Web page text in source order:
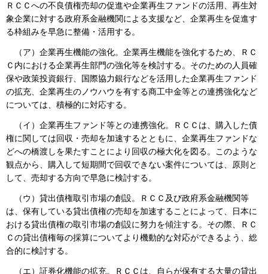
ＲＣＣへの不良債権売却の促進や企業再生ファンドの活用、再生対
象企業に対する政府系金融機関による支援など、企業再生を促進す
る枠組みを早急に整備・活用する。
（ア）企業再生機能の強化。企業再生機能を強化するため、ＲＣ
Ｃ内における企業再生部門の強化等を検討する。そのための人員確
保や政策投資銀行、国際協力銀行などを活用した企業再生ファンド
の拡充、企業再生のノウハウを有する商工中金等との連携強化など
については、積極的に対応する。
（イ）企業再生ファンド等との連携強化。ＲＣＣは、購入した債
権に関しては回収・売却を加速するとともに、企業再生ファンドな
どへの橋渡しを果たすことにより回収の極大化を図る。このような
観点から、購入して短期間で回収できない案件については、原則と
して、売却する方向で早急に検討する。
（ウ）貸出債権取引市場の創設。ＲＣＣ及び政府系金融機関等
は、保有している貸出債権の売却を加速することによって、日本に
おける貸出債権の取引市場の創設に努力を傾注する。その際、ＲＣ
Ｃの貸出債権毎の採算についてより機動的な対応ができるよう、総
合的に検討する。
（エ）証券化機能の拡充。ＲＣＣは、自らが保有する大量の貸出